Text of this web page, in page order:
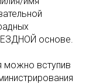
основе.
можно вступив